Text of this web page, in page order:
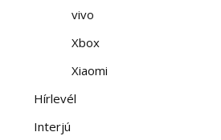
vivo
Xbox
Xiaomi
Hírlevél
Interjú